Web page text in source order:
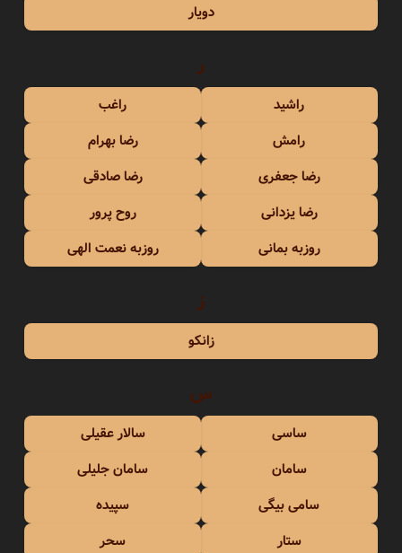
دویار
ر
راشید
راغب
رامش
رضا بهرام
رضا جعفری
رضا صادقی
رضا یزدانی
روح پرور
روزبه بمانی
روزبه نعمت الهی
ز
زانکو
س
ساسی
سالار عقیلی
سامان
سامان جلیلی
سامی بیگی
سپیده
ستار
سحر